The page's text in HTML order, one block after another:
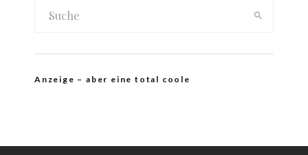
Anzeige – aber eine total coole